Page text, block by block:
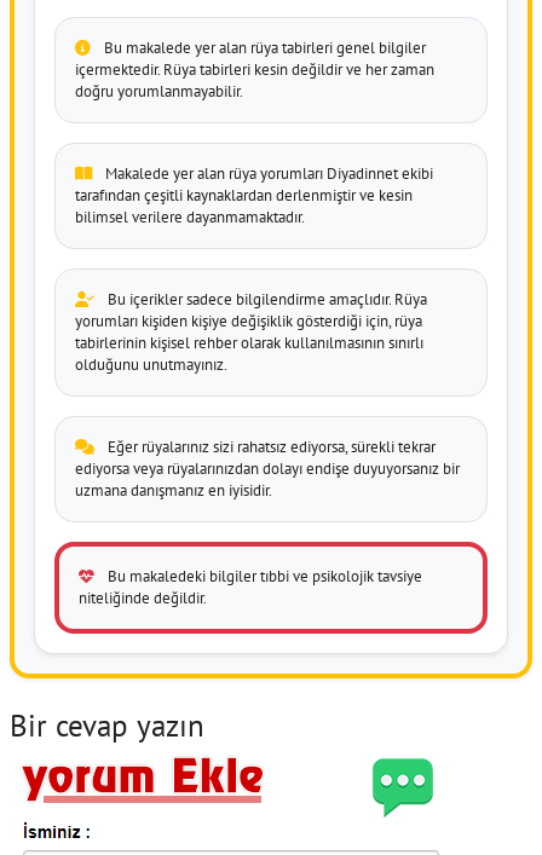
Bu makalede yer alan rüya tabirleri genel bilgiler
içermektedir. Rüya tabirleri kesin değildir ve her zaman
doğru yorumlanmayabilir.
Makalede yer alan rüya yorumları Diyadinnet ekibi
tarafından çeşitli kaynaklardan derlenmiştir ve kesin
bilimsel verilere dayanmamaktadır.
Bu içerikler sadece bilgilendirme amaçlıdır. Rüya
yorumları kişiden kişiye değişiklik gösterdiği için, rüya
tabirlerinin kişisel rehber olarak kullanılmasının sınırlı
olduğunu unutmayınız.
Eğer rüyalarınız sizi rahatsız ediyorsa, sürekli tekrar
ediyorsa veya rüyalarınızdan dolayı endişe duyuyorsanız bir
uzmana danışmanız en iyisidir.
Bu makaledeki bilgiler tıbbi ve psikolojik tavsiye
niteliğinde değildir.
Bir cevap yazın